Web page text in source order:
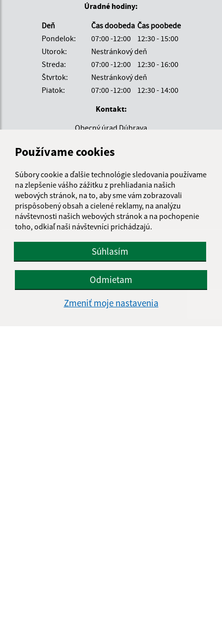
Používame cookies
Súbory cookie a ďalšie technológie sledovania používame
na zlepšenie vášho zážitku z prehliadania našich
webových stránok, na to, aby sme vám zobrazovali
prispôsobený obsah a cielené reklamy, na analýzu
návštevnosti našich webových stránok a na pochopenie
toho, odkiaľ naši návštevníci prichádzajú.
Súhlasím
Odmietam
Zmeniť moje nastavenia
Úradné hodiny:
Deň
Čas doobeda Čas poobede
Pondelok:
07:00 -12:00
12:30 - 15:00
Utorok:
Nestránkový deň
Streda:
07:00 -12:00
12:30 - 16:00
Štvrtok:
Nestránkový deň
Piatok:
07:00 -12:00
12:30 - 14:00
Kontakt:
Obecný úrad Dúbrava
053 05 Beharovce
obecdubrava@spisnet.sk
+421 53 469 99 70
IČO: 00329053